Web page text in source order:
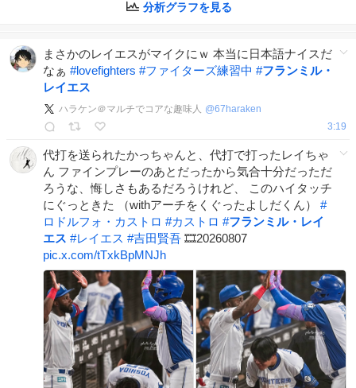
分析グラフを見る
まさかのレイエスがマイクにｗ 本当に日本語ナイスだ
なぁ #lovefighters #ファイターズ練習中 #フランミル・
レイエス
ハラケン＠マルチでコアな趣味人 @67haraken
3:19
代打を送られたかっちゃんと、代打で打ったレイちゃ
ん ファインプレーのあとだったから気合十分だっただ
ろうな、悔しさもあるだろうけれど、 このハイタッチ
にぐっときた （withアーチをくぐったよしだくん） #
ロドルフォ・カストロ #カストロ #フランミル・レイ
エス #レイエス #吉田賢吾 🎞️20260807
pic.x.com/tTxkBpMNJh